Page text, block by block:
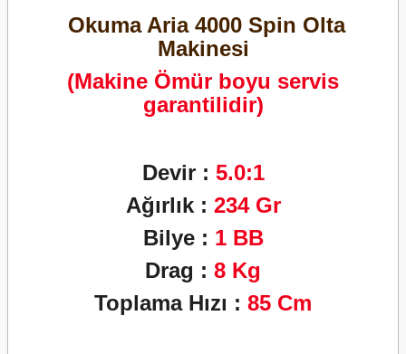
Okuma Aria 4000 Spin Olta
Makinesi
(Makine Ömür boyu servis
garantilidir)
Devir : 5.0:1
Ağırlık : 234 Gr
Bilye : 1 BB
Drag : 8 Kg
Toplama Hızı : 85 Cm